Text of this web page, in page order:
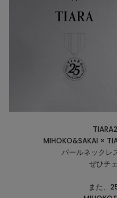
MIHOKO&SAKAI ×
パールネックレ
ぜひチ
また、